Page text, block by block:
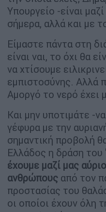
Υπουργείο -είναι
σήμερα, αλλά και με
Είμαστε πάντα στη
είναι ναι, το όχι θα
να χτίσουμε
εμπιστοσύνης. Αλλά
Αμοργό το νερό έχει
Και μην υποτιμάτε -
γέφυρα με την
σημαντική προβολή
Ελλάδος η δράση
έχουμε μαζί μας
ανθρώπους από τον
προστασίας του
οι οποίοι έχουν όλη